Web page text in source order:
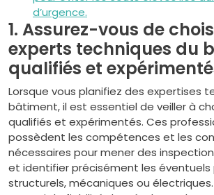
d’urgence.
1. Assurez-vous de
experts techniques du
qualifiés et
Lorsque vous planifiez des expertises
bâtiment, il est essentiel de veiller à
qualifiés et expérimentés. Ces
possèdent les compétences et les
nécessaires pour mener des
et identifier précisément les éventuels
structurels, mécaniques ou